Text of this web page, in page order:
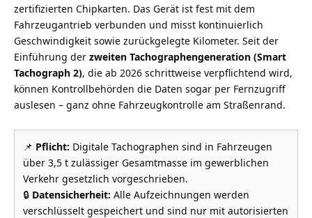
zertifizierten Chipkarten. Das Gerät ist fest mit dem
Fahrzeugantrieb verbunden und misst kontinuierlich
Geschwindigkeit sowie zurückgelegte Kilometer. Seit der
Einführung der zweiten Tachographengeneration (Smart
Tachograph 2), die ab 2026 schrittweise verpflichtend wird,
können Kontrollbehörden die Daten sogar per Fernzugriff
auslesen – ganz ohne Fahrzeugkontrolle am Straßenrand.
📌 Pflicht: Digitale Tachographen sind in Fahrzeugen
über 3,5 t zulässiger Gesamtmasse im gewerblichen
Verkehr gesetzlich vorgeschrieben.
🔒 Datensicherheit: Alle Aufzeichnungen werden
verschlüsselt gespeichert und sind nur mit autorisierten